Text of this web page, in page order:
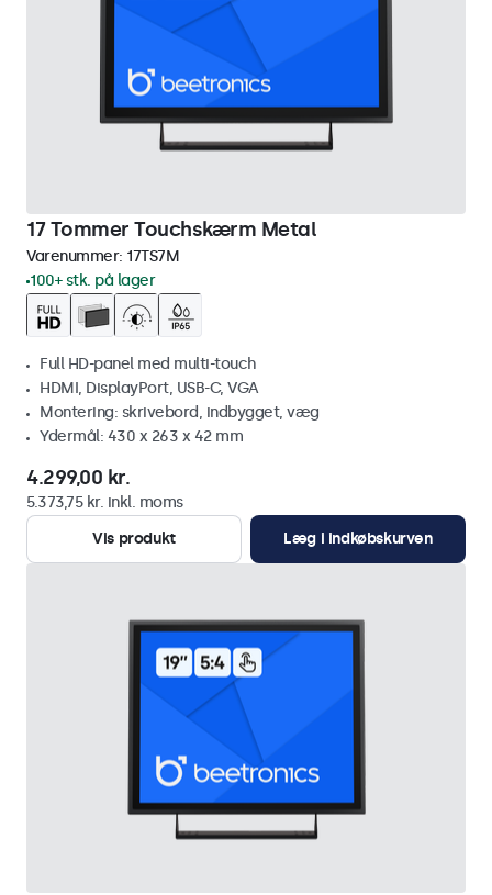
17 Tommer Touchskærm Metal
Varenummer: 17TS7M
100+ stk. på lager
Full HD-panel med multi-touch
HDMI, DisplayPort, USB-C, VGA
Montering: skrivebord, indbygget, væg
Ydermål: 430 x 263 x 42 mm
4.299,00 kr.
5.373,75 kr. inkl. moms
Vis produkt
Læg i indkøbskurven